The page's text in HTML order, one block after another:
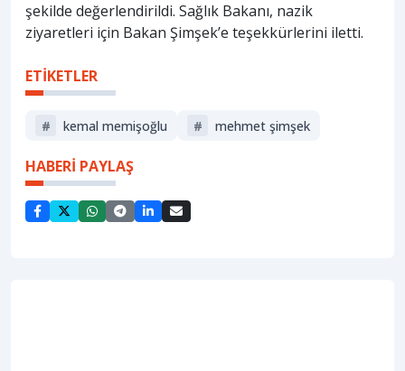
şekilde değerlendirildi. Sağlık Bakanı, nazik
ziyaretleri için Bakan Şimşek’e teşekkürlerini iletti.
ETİKETLER
# kemal memişoğlu # mehmet şimşek
HABERİ PAYLAŞ